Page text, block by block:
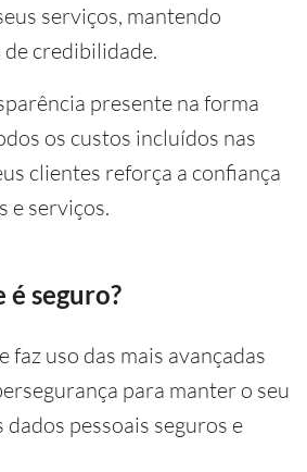
serviços, mantendo
credibilidade.
presente na forma
os custos incluídos nas
clientes reforça a confiança
e serviços.
é seguro?
faz uso das mais avançadas
para manter o seu
dados pessoais seguros e